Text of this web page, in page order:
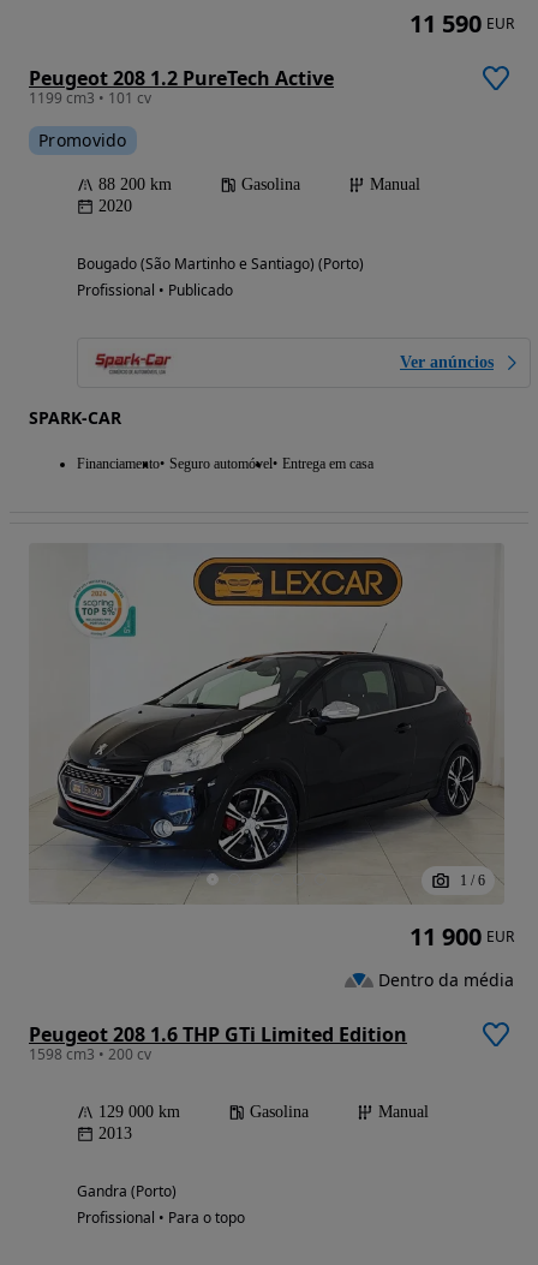
Peugeot 208 1.2 PureTech Active
1199 cm3 • 101 cv
Promovido
88 200 km Gasolina
Manual
2020
Bougado (São Martinho e Santiago) (Porto)
Profissional • Publicado
Ver anúncios
SPARK-CAR
Financiamento Seguro automóvel Entrega em casa
11 590 EUR
1 / 6
Peugeot 208 1.6 THP GTi Limited Edition
1598 cm3 • 200 cv
129 000 km Gasolina
Manual
2013
Gandra (Porto)
Profissional • Para o topo
11 900 EUR
Dentro da média